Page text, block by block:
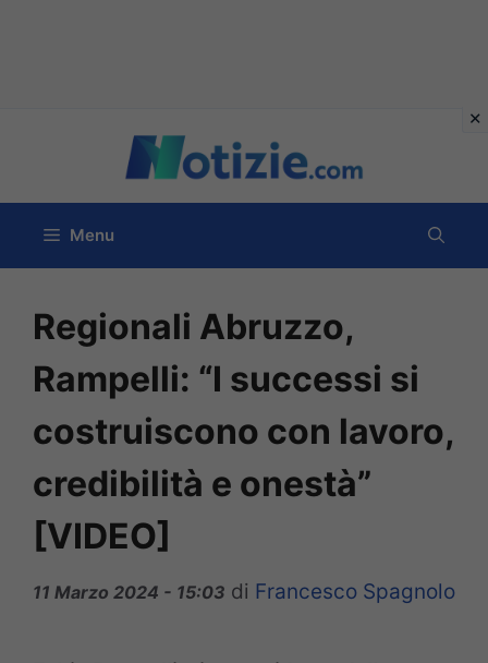
contenuto
Menu
Regionali Abruzzo,
Rampelli: “I successi si
costruiscono con lavoro,
credibilità e onestà”
[VIDEO]
11 Marzo 2024 - 15:03 di Francesco Spagnolo